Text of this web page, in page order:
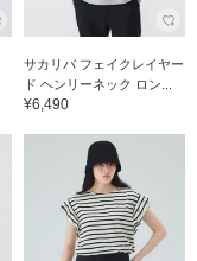
サカリバ フェイクレイヤー
ド ヘンリーネック ロン...
¥6,490